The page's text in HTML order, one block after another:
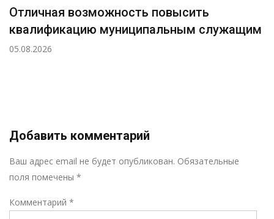
Отличная возможность повысить
квалификацию муниципальным служащим
05.08.2026
Добавить комментарий
Ваш адрес email не будет опубликован. Обязательные
поля помечены *
Комментарий *